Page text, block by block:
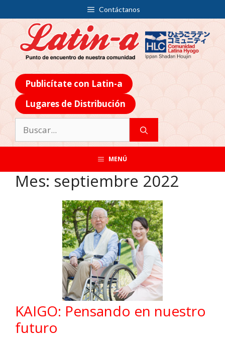
Contáctanos
Publicítate con Latin-a
Lugares de Distribución
MENÚ
Mes: septiembre 2022
KAIGO: Pensando en nuestro
futuro